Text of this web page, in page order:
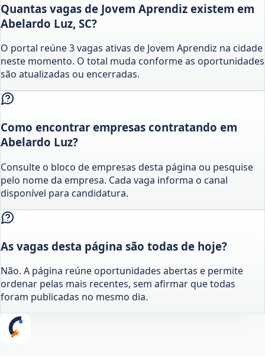
Quantas vagas de Jovem Aprendiz existem em
Abelardo Luz, SC?
O portal reúne 3 vagas ativas de Jovem Aprendiz na cidade
neste momento. O total muda conforme as oportunidades
são atualizadas ou encerradas.
Como encontrar empresas contratando em
Abelardo Luz?
Consulte o bloco de empresas desta página ou pesquise
pelo nome da empresa. Cada vaga informa o canal
disponível para candidatura.
As vagas desta página são todas de hoje?
Não. A página reúne oportunidades abertas e permite
ordenar pelas mais recentes, sem afirmar que todas
foram publicadas no mesmo dia.